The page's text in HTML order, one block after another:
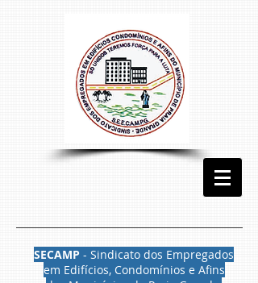
SECAMP - Sindicato dos Empregados
em Edifícios, Condomínios e Afins